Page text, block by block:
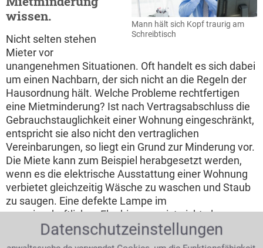
Mann hält sich Kopf traurig am
Schreibtisch
wissen.
Nicht selten stehen
Mieter vor
unangenehmen Situationen. Oft handelt es sich dabei
um einen Nachbarn, der sich nicht an die Regeln der
Hausordnung hält. Welche Probleme rechtfertigen
eine Mietminderung? Ist nach Vertragsabschluss die
Gebrauchstauglichkeit einer Wohnung eingeschränkt,
entspricht sie also nicht den vertraglichen
Vereinbarungen, so liegt ein Grund zur Minderung vor.
Die Miete kann zum Beispiel herabgesetzt werden,
wenn es die elektrische Ausstattung einer Wohnung
verbietet gleichzeitig Wäsche zu waschen und Staub
zu saugen. Eine defekte Lampe im
gemeinschaftlichen Flur hingegen ist nicht als
Mietmangel einzustufen, hier handelt es sich lediglich
um einen sog. Bagatellschaden. Hat der Mieter einen
Datenschutzeinstellungen